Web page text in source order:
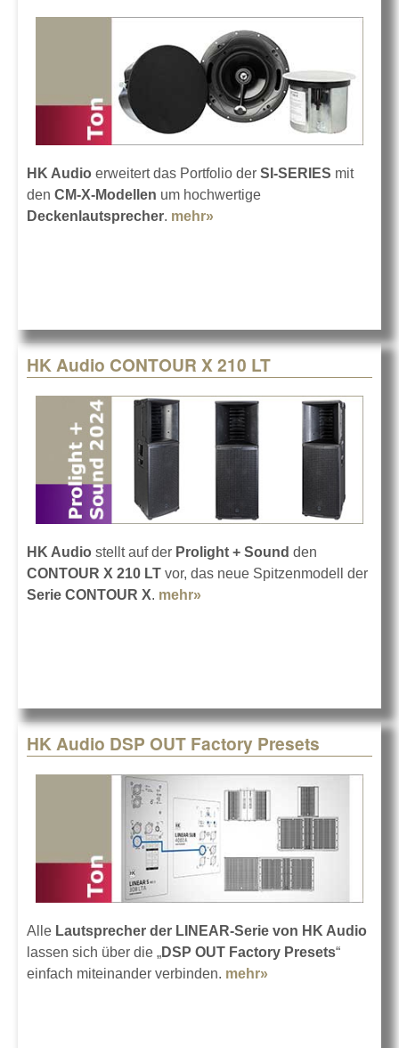
HK Audio erweitert das Portfolio der SI-SERIES mit
den CM-X-Modellen um hochwertige
Deckenlautsprecher. mehr»
HK Audio CONTOUR X 210 LT
HK Audio stellt auf der Prolight + Sound den
CONTOUR X 210 LT vor, das neue Spitzenmodell der
Serie CONTOUR X. mehr»
HK Audio DSP OUT Factory Presets
Alle Lautsprecher der LINEAR-Serie von HK Audio
lassen sich über die „DSP OUT Factory Presets“
einfach miteinander verbinden. mehr»